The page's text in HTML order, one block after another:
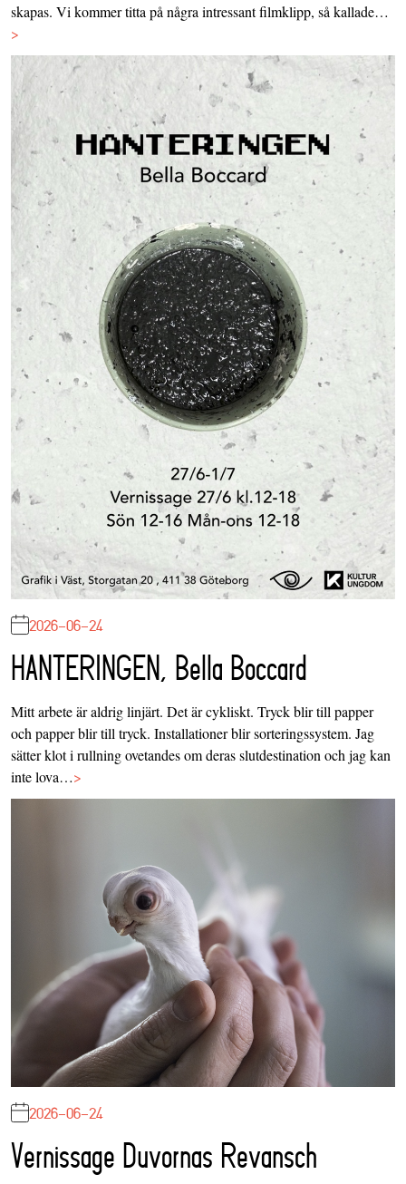
skapas. Vi kommer titta på några intressant filmklipp, så kallade…
>
2026-06-24
HANTERINGEN, Bella Boccard
Mitt arbete är aldrig linjärt. Det är cykliskt. Tryck blir till papper
och papper blir till tryck. Installationer blir sorteringssystem. Jag
sätter klot i rullning ovetandes om deras slutdestination och jag kan
inte lova…>
2026-06-24
Vernissage Duvornas Revansch